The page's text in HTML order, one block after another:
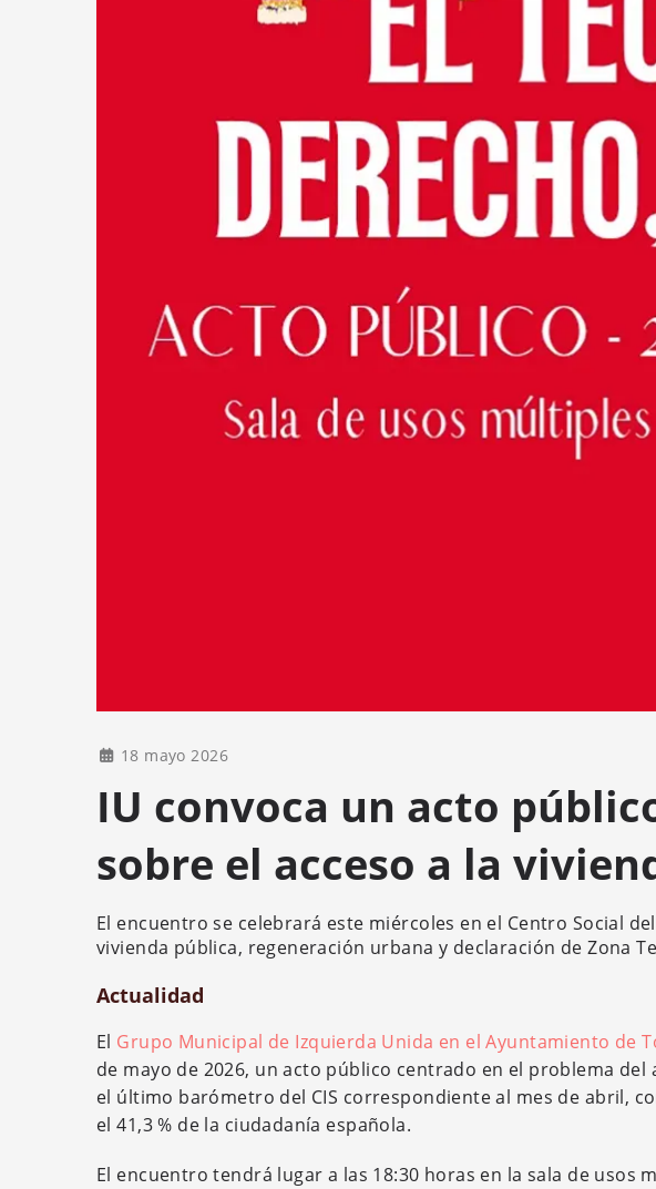
18 mayo 2026
IU convoca un acto
sobre el acceso a la
El encuentro se celebrará este miércoles en el Centro Social
vivienda pública, regeneración urbana y declaración de Zona
Actualidad
El Grupo Municipal de Izquierda Unida en el Ayuntamiento de
de mayo de 2026, un acto público centrado en el problema del
el último barómetro del CIS correspondiente al mes de abril,
el 41,3 % de la ciudadanía española.
El encuentro tendrá lugar a las 18:30 horas en la sala de usos